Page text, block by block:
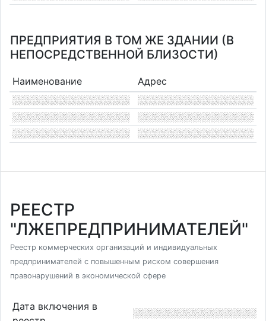
ПРЕДПРИЯТИЯ В ТОМ ЖЕ ЗДАНИИ (В
НЕПОСРЕДСТВЕННОЙ БЛИЗОСТИ)
Наименование Адрес
РЕЕСТР
"ЛЖЕПРЕДПРИНИМАТЕЛЕЙ"
Реестр коммерческих организаций и индивидуальных
предпринимателей с повышенным риском совершения
правонарушений в экономической сфере
Дата включения в